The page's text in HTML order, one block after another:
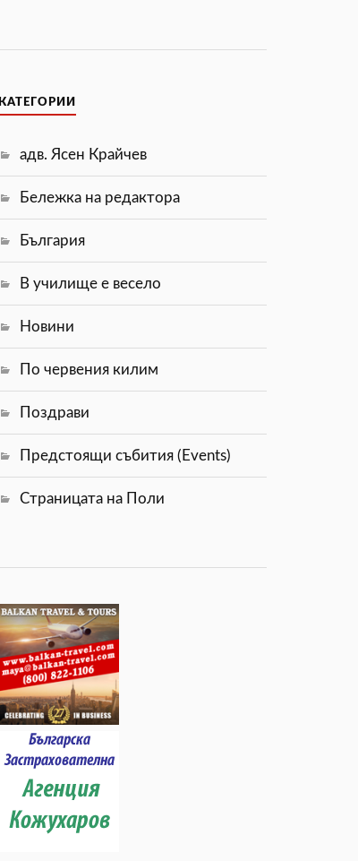
КАТЕГОРИИ
адв. Ясен Крайчев
Бележка на редактора
България
В училище е весело
Новини
По червения килим
Поздрави
Предстоящи събития (Events)
Страницата на Поли